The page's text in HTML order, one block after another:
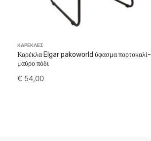
ΚΑΡΕΚΛΕΣ
Καρέκλα Elgar pakoworld ύφασμα πορτοκαλί-
μαύρο πόδι
€ 54,00